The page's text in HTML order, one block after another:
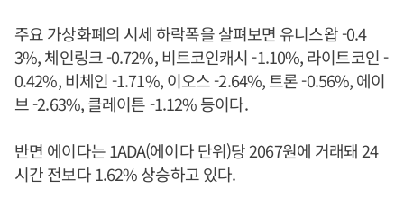
주요 가상화폐의 시세 하락폭을 살펴보면 유니스왑 -0.4
3%, 체인링크 -0.72%, 비트코인캐시 -1.10%, 라이트코인 -
0.42%, 비체인 -1.71%, 이오스 -2.64%, 트론 -0.56%, 에이
브 -2.63%, 클레이튼 -1.12% 등이다.
반면 에이다는 1ADA(에이다 단위)당 2067원에 거래돼 24
시간 전보다 1.62% 상승하고 있다.